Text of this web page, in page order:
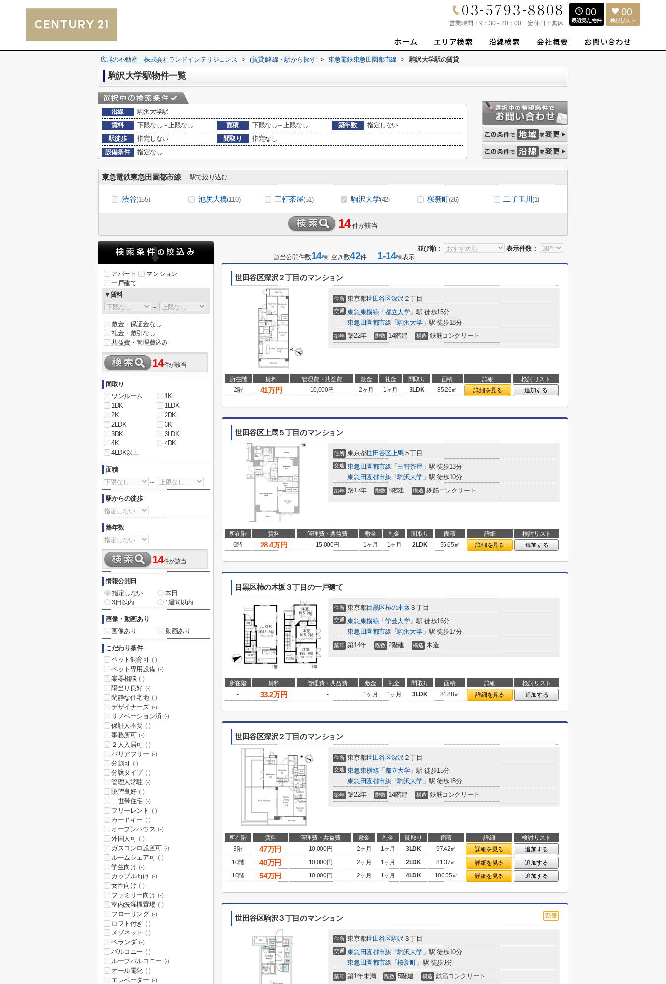
営業時間： 9：30～20：00 定休日： 無休
00 00
広尾の不動産｜株式会社ランドインテリジェンス > (賃貸)路線・駅から探す > 東急電鉄東急田園都市線 > 駒沢大学駅の賃貸
駒沢大学駅物件一覧
沿線
駒沢大学駅
賃料
下限なし～上限なし 面積 下限なし～上限なし 築年数
指定しない
駅徒歩
指定しない 間取り
指定なし
設備条件
指定なし
東急電鉄東急田園都市線 駅で絞り込む
渋谷(155) 池尻大橋(110) 三軒茶屋(51) 駒沢大学(42) 桜新町(26) 二子玉川(1)
14 件が該当
並び順：
表示件数：
該当公開件数14棟 空き数42件1-14棟表示
世田谷区深沢２丁目のマンション
住所 東京都世田谷区深沢 ２丁目
交通 東急東横線 「 都立大学」駅 徒歩15分
東急田園都市線 「駒沢大学」駅 徒歩18分
築年 築22年 階数 14階建 構造 鉄筋コンクリート
所在階 賃料 管理費・共益費 敷金 礼金 間取り 面積 詳細
検討リスト
2階
41万円 10,000円 2ヶ月 1ヶ月 3LDK 85.26㎡ 詳細を見る 追加する
世田谷区上馬５丁目のマンション
住所 東京都世田谷区上馬５丁目
交通 東急田園都市線 「三軒茶屋 」駅 徒歩13分
東急田園都市線 「駒沢大学」駅 徒歩10分
築年 築17年 階数 8階建 構造 鉄筋コンクリート
所在階 賃料 管理費・共益費 敷金 礼金 間取り 面積 詳細
検討リスト
6階
28.4万円 15,000円 1ヶ月 1ヶ月 2LDK 55.65㎡ 詳細を見る 追加する
目黒区柿の木坂３丁目の一戸建て
住所 東京都目黒区柿の木坂 ３丁目
交通 東急東横線 「 学芸大学」駅 徒歩16分
東急田園都市線 「駒沢大学」駅 徒歩17分
築年 築14年 階数 2階建 構造 木造
所在階 賃料 管理費・共益費 敷金 礼金 間取り 面積 詳細
検討リスト
-
33.2万円 - 1ヶ月 1ヶ月 3LDK 84.88㎡ 詳細を見る 追加する
世田谷区深沢２丁目のマンション
住所 東京都世田谷区深沢 ２丁目
交通 東急東横線 「 都立大学」駅 徒歩15分
東急田園都市線 「駒沢大学」駅 徒歩18分
築年 築22年 階数 14階建 構造 鉄筋コンクリート
所在階 賃料 管理費・共益費 敷金 礼金 間取り 面積 詳細
検討リスト
3階
47万円 10,000円 2ヶ月 1ヶ月 3LDK 97.42㎡ 詳細を見る
追加する
10階
40万円 10,000円 2ヶ月 1ヶ月 2LDK 81.37㎡ 詳細を見る
追加する
10階
54万円 10,000円 2ヶ月 1ヶ月 4LDK 106.55㎡ 詳細を見る 追加する
世田谷区駒沢３丁目のマンション
住所 東京都世田谷区駒沢 ３丁目
交通 東急田園都市線 「駒沢大学」駅 徒歩10分
東急田園都市線 「桜新町 」駅 徒歩9分
築年 築1年未満 階数 5階建 構造 鉄筋コンクリート
アパート
マンション
一戸建て
▼賃料
～
敷金・保証金なし
礼金・敷引なし
共益費・管理費込み
14件が該当
間取り
ワンルーム
1K
1DK
1LDK
2K
2DK
2LDK
3K
3DK
3LDK
4K
4DK
4LDK以上
面積
～
駅からの徒歩
築年数
14件が該当
情報公開日
指定しない
本日
3日以内
1週間以内
画像・動画あり
画像あり
動画あり
こだわり条件
ペット飼育可 (-)
ペット専用設備 (-)
楽器相談 (-)
陽当り良好 (-)
閑静な住宅地 (-)
デザイナーズ (-)
リノベーション済 (-)
保証人不要 (-)
事務所可 (-)
２人入居可 (-)
バリアフリー (-)
分割可 (-)
分譲タイプ (-)
管理人常駐 (-)
眺望良好 (-)
二世帯住宅 (-)
フリーレント (-)
カードキー (-)
オープンハウス (-)
外国人可 (-)
ガスコンロ設置可 (-)
ルームシェア可 (-)
学生向け (-)
カップル向け (-)
女性向け (-)
ファミリー向け (-)
室内洗濯機置場 (-)
フローリング (-)
ロフト付き (-)
メゾネット (-)
ベランダ (-)
バルコニー (-)
ルーフバルコニー (-)
オール電化 (-)
エレベーター (-)